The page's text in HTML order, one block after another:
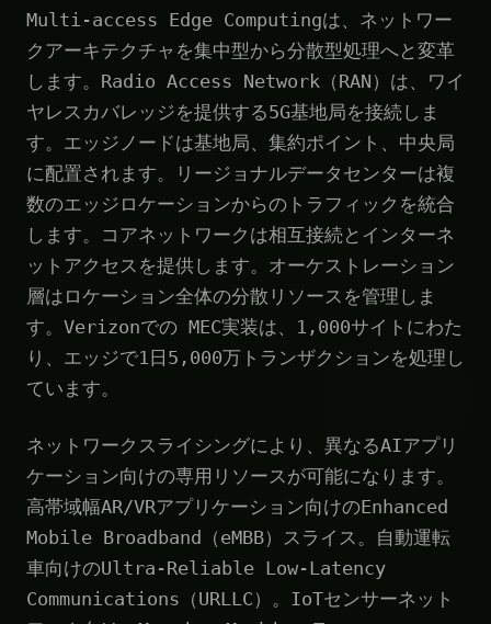
Multi-access Edge Computingは、ネットワー
クアーキテクチャを集中型から分散型処理へと変革
します。Radio Access Network（RAN）は、ワイ
ヤレスカバレッジを提供する5G基地局を接続しま
す。エッジノードは基地局、集約ポイント、中央局
に配置されます。リージョナルデータセンターは複
数のエッジロケーションからのトラフィックを統合
します。コアネットワークは相互接続とインターネ
ットアクセスを提供します。オーケストレーション
層はロケーション全体の分散リソースを管理しま
す。Verizonでの MEC実装は、1,000サイトにわた
り、エッジで1日5,000万トランザクションを処理し
ています。
ネットワークスライシングにより、異なるAIアプリ
ケーション向けの専用リソースが可能になります。
高帯域幅AR/VRアプリケーション向けのEnhanced
Mobile Broadband（eMBB）スライス。自動運転
車向けのUltra-Reliable Low-Latency
Communications（URLLC）。IoTセンサーネット